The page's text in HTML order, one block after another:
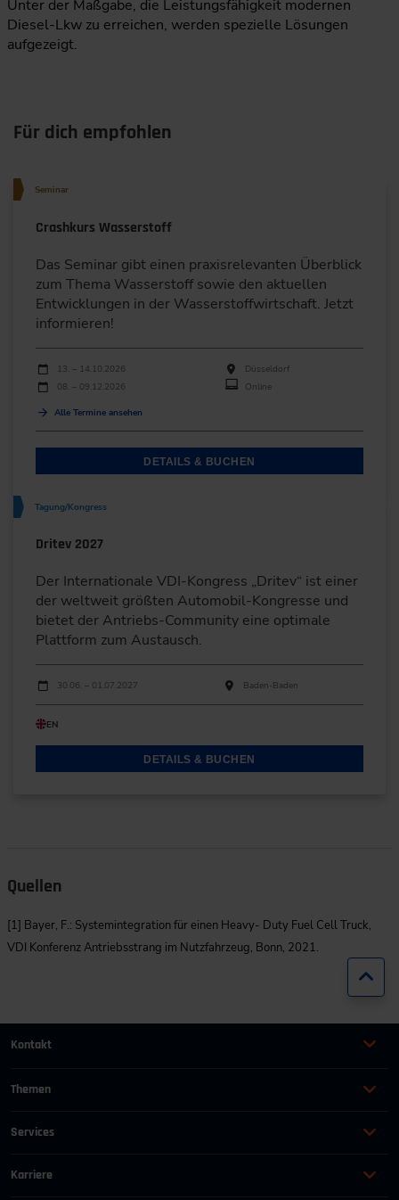
Unter der Maßgabe, die Leistungsfähigkeit modernen
Diesel-Lkw zu erreichen, werden spezielle Lösungen
aufgezeigt.
Für dich empfohlen
Seminar
Crashkurs Wasserstoff
Das Seminar gibt einen praxisrelevanten Überblick
zum Thema Wasserstoff sowie den aktuellen
Entwicklungen in der Wasserstoffwirtschaft. Jetzt
informieren!
Durchführungen
Veranstaltungsdatum
13. – 14.10.2026
Düsseldorf
08. – 09.12.2026
Online
Alle Termine ansehen
DETAILS & BUCHEN
Tagung/Kongress
Dritev 2027
Der Internationale VDI-Kongress „Dritev“ ist einer
der weltweit größten Automobil-Kongresse und
bietet der Antriebs-Community eine optimale
Plattform zum Austausch.
Durchführungen
Veranstaltungsdatum Veranstaltungsort
30.06. – 01.07.2027 Baden-Baden
EN
DETAILS & BUCHEN
Quellen
[1] Bayer, F.: Systemintegration für einen Heavy- Duty Fuel Cell Truck,
VDI Konferenz Antriebsstrang im Nutzfahrzeug, Bonn, 2021.
Kontakt
+49 (0)2116214-201
+49 (0)2116214-154
wissensforum
Themen
Bauen und Gebäude
Services
Karriere